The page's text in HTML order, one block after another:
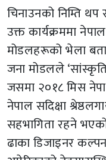
चिनाउनको निम्ति
उक्त कार्यक्रममा
मोडलहरूको भेला
जना मोडलले
जसमा २०१८ मिस
नेपाल सदिक्षा
सहभागिता रहने
ढाका डिजाइनर